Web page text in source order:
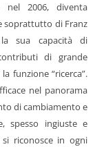
nel 2006, diventa
soprattutto di Franz
la sua capacità di
di grande
funzione “ricerca”.
nel panorama
di cambiamento e
spesso ingiuste e
riconosce in ogni